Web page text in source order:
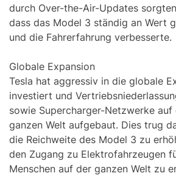
durch Over-the-Air-Updates
dass das Model 3 ständig an Wert
und die Fahrerfahrung verbesserte.
Globale Expansion
Tesla hat aggressiv in die globale
investiert und
sowie Supercharger-Netzwerke auf
ganzen Welt aufgebaut. Dies trug
die Reichweite des Model 3 zu
den Zugang zu Elektrofahrzeugen
Menschen auf der ganzen Welt zu